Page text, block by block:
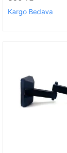
Kargo Bedava